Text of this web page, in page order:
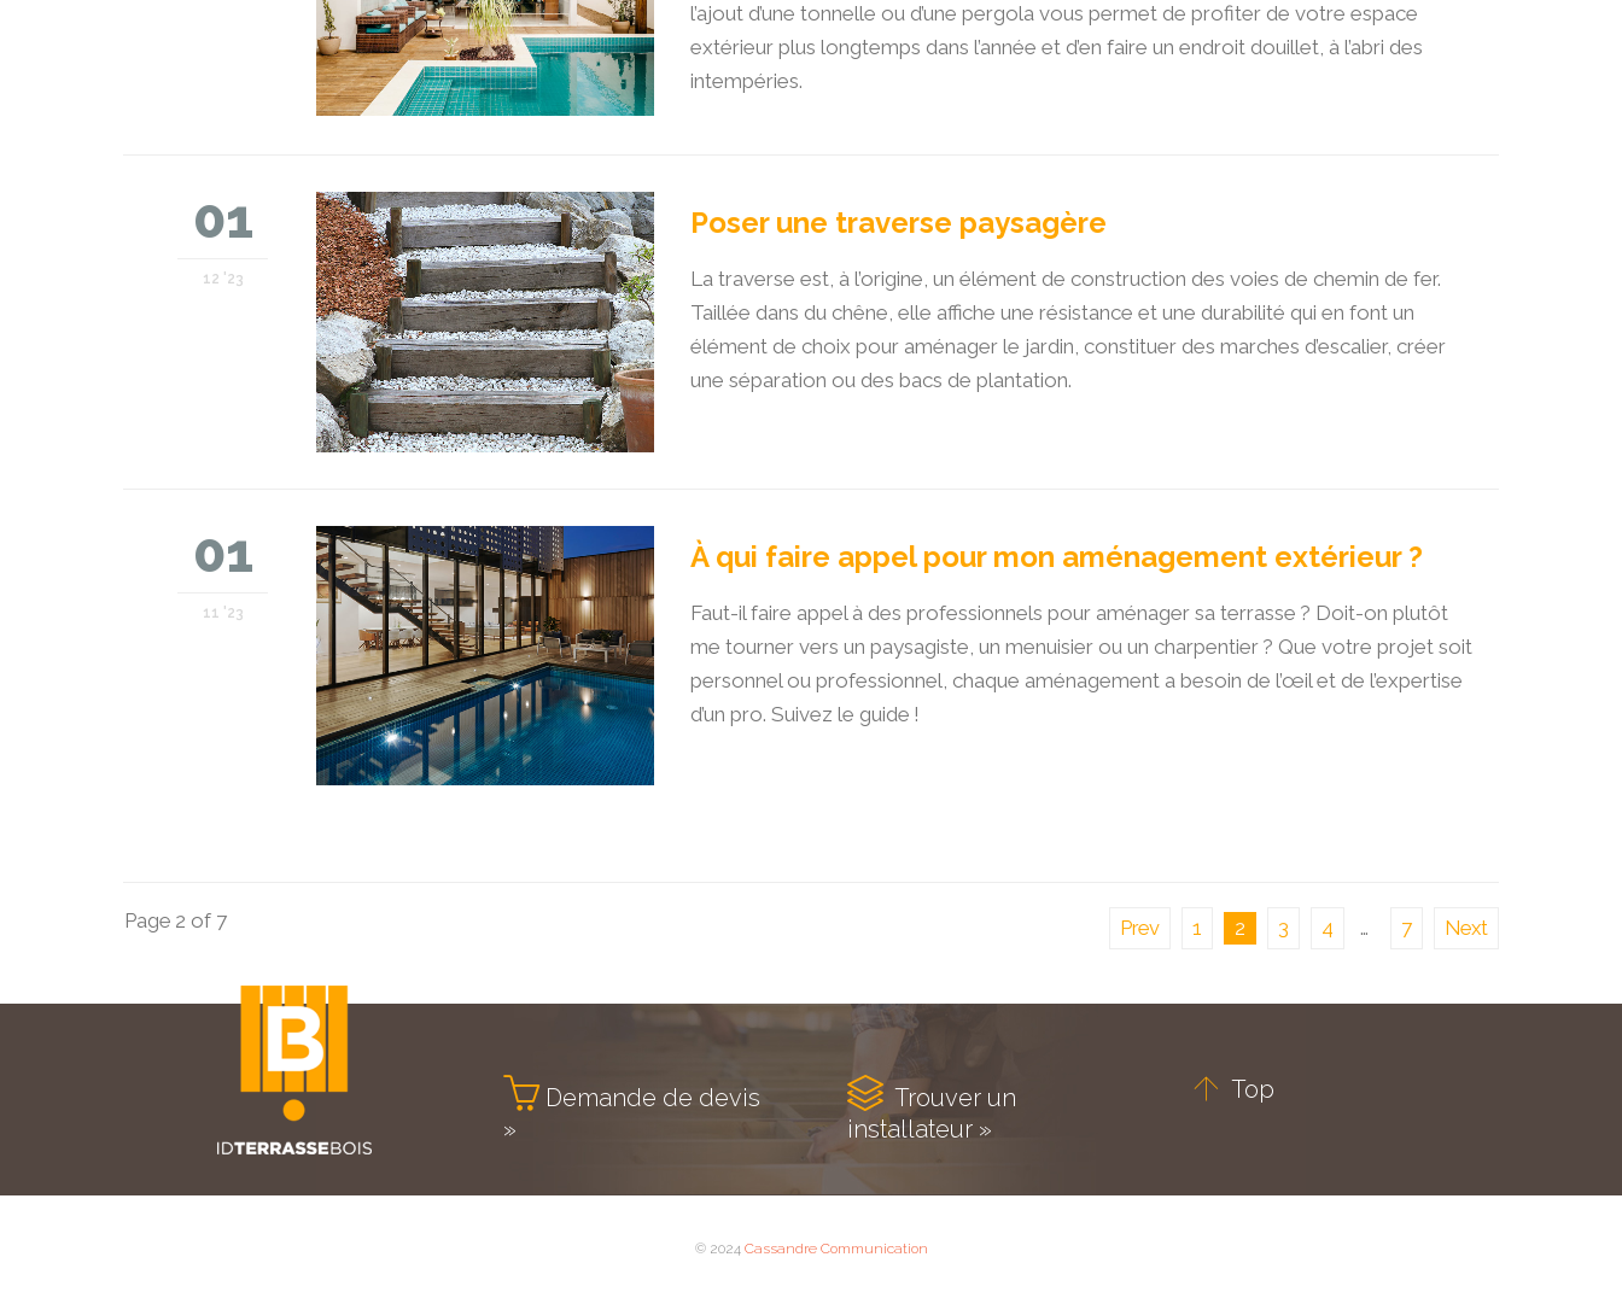
l’ajout d’une tonnelle ou d’une pergola vous permet de profiter de votre espace
extérieur plus longtemps dans l’année et d’en faire un endroit douillet, à l’abri des
intempéries.
01
12 '23
Poser une traverse paysagère
La traverse est, à l’origine, un élément de construction des voies de chemin de fer.
Taillée dans du chêne, elle affiche une résistance et une durabilité qui en font un
élément de choix pour aménager le jardin, constituer des marches d’escalier, créer
une séparation ou des bacs de plantation.
01
11 '23
À qui faire appel pour mon aménagement extérieur ?
Faut-il faire appel à des professionnels pour aménager sa terrasse ? Doit-on plutôt
me tourner vers un paysagiste, un menuisier ou un charpentier ? Que votre projet soit
personnel ou professionnel, chaque aménagement a besoin de l’œil et de l’expertise
d’un pro. Suivez le guide !
Page 2 of 7 Prev 1 2 3 4 … 7 Next
 Demande de devis
»
 Trouver un
installateur »
 Top
© 2024 Cassandre Communication